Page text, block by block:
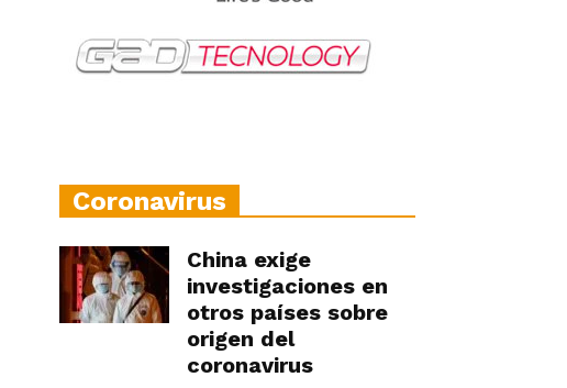
Coronavirus
China exige
investigaciones en
otros países sobre
origen del
coronavirus